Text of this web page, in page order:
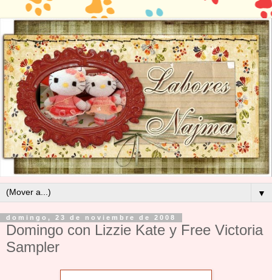
▼
domingo, 23 de noviembre de 2008
Domingo con Lizzie Kate y Free Victoria
Sampler